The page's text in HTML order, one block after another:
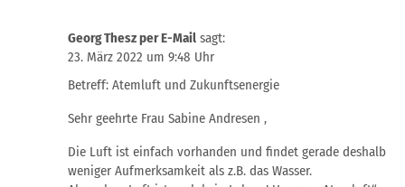
Georg Thesz per E-Mail sagt:
23. März 2022 um 9:48 Uhr
Betreff: Atemluft und Zukunftsenergie
Sehr geehrte Frau Sabine Andresen ,
Die Luft ist einfach vorhanden und findet gerade deshalb
weniger Aufmerksamkeit als z.B. das Wasser.